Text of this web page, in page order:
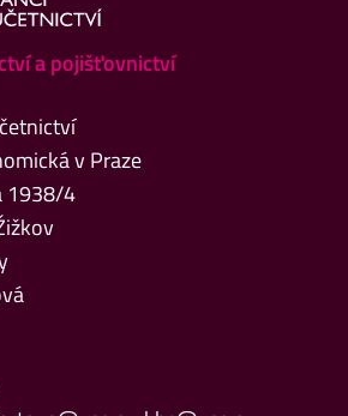
a pojišťovnictví
v Praze
1938/4